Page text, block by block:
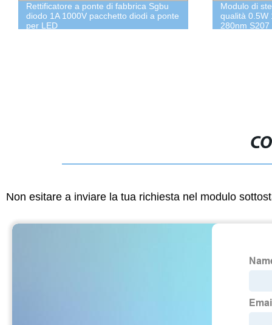
Rettificatore a ponte di fabbrica Sgbu
diodo 1A 1000V pacchetto diodi a ponte
per LED
Modulo di
qualità 0.5W
280nm
Non esitare a inviare la tua richiesta nel modulo